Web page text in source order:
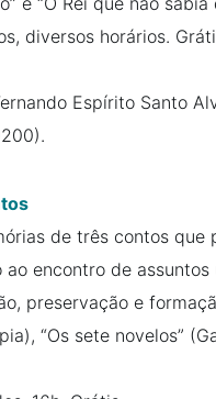
diversos horários.
Espírito Santo
de três contos que
encontro de
preservação e
“Os sete novelos”